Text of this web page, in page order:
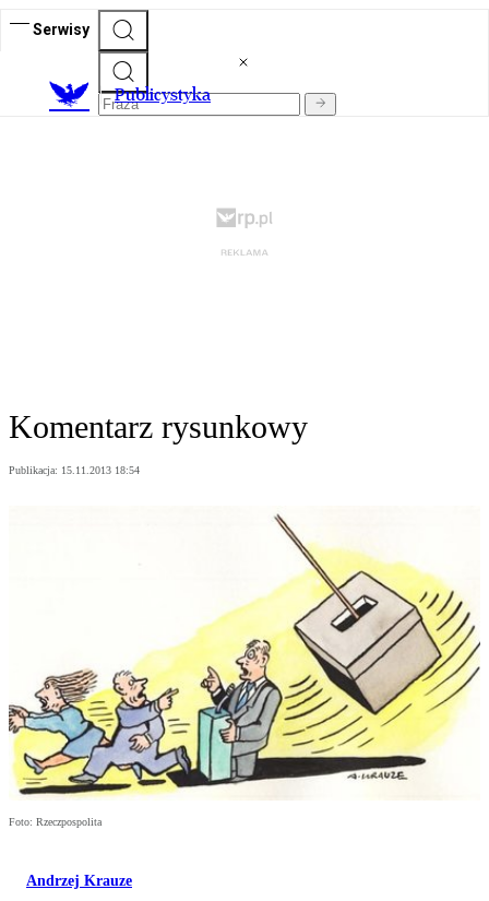
Serwisy
Publicystyka
Komentarz rysunkowy
Publikacja: 15.11.2013 18:54
Foto: Rzeczpospolita
Andrzej Krauze